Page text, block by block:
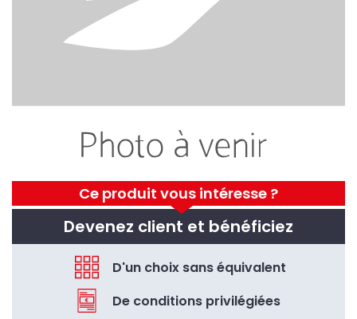
Ce produit vous intéresse ?
Devenez client et bénéficiez
D'un choix sans équivalent
De conditions privilégiées